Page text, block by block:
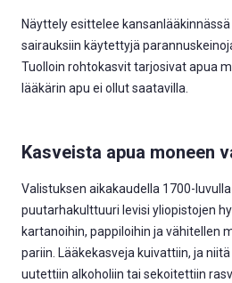
Näyttely esittelee
sairauksiin käytettyjä
Tuolloin rohtokasvit tarjosivat apua
lääkärin apu ei ollut saatavilla.
Kasveista apua moneen
Valistuksen aikakaudella 1700-
puutarhakulttuuri levisi yliopistojen
kartanoihin, pappiloihin ja vähitellen
pariin. Lääkekasveja kuivattiin, ja
uutettiin alkoholiin tai sekoitettiin